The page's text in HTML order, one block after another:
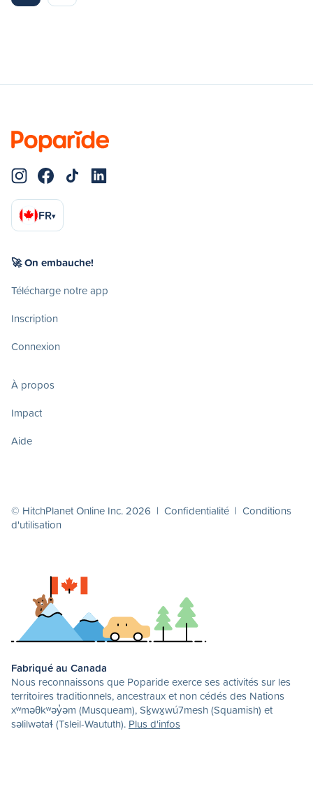
FR▾
🚀 On embauche!
Télécharge notre app
Inscription
Connexion
À propos
Impact
Aide
© HitchPlanet Online Inc. 2026 | Confidentialité | Conditions
d'utilisation
Fabriqué au Canada
Nous reconnaissons que Poparide exerce ses activités sur les
territoires traditionnels, ancestraux et non cédés des Nations
xʷməθkʷəy̓əm (Musqueam), Sḵwx̱wú7mesh (Squamish) et
səlilwətaɬ (Tsleil-Waututh). Plus d'infos